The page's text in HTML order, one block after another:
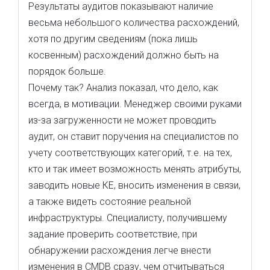
Результаты аудитов показывают наличие
весьма небольшого количества расхождений,
хотя по другим сведениям (пока лишь
косвенным) расхождений должно быть на
порядок больше.
Почему так? Анализ показал, что дело, как
всегда, в мотивации. Менеджер своими руками
из-за загруженности не может проводить
аудит, он ставит поручения на специалистов по
учету соответствующих категорий, т.е. на тех,
кто и так имеет возможность менять атрибуты,
заводить новые КЕ, вносить изменения в связи,
а также видеть состояние реальной
инфраструктуры. Специалисту, получившему
задание проверить соответствие, при
обнаружении расхождения легче внести
изменения в CMDB сразу, чем отчитываться